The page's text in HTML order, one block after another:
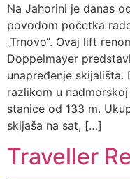
Na Jahorini je danas
povodom početka
„Trnovo“. Ovaj lift
Doppelmayer
unapređenje
razlikom u
stanice od 133 m.
skijaša na sat, […]
Traveller